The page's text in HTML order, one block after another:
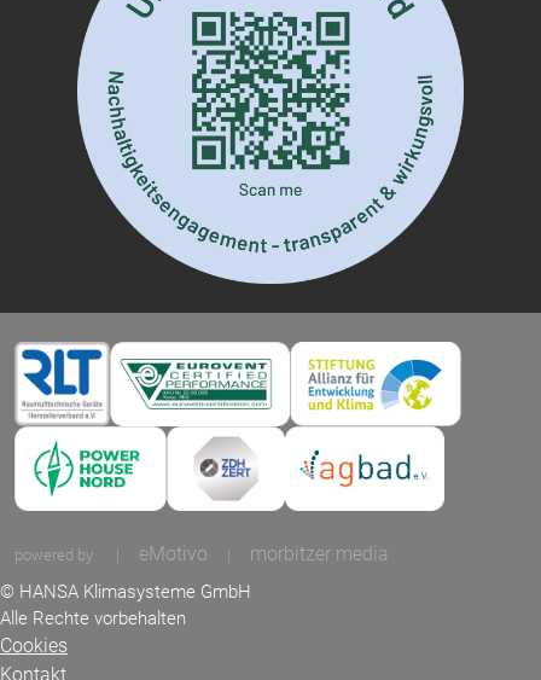
powered by | eMotivo | morbitzer media
© HANSA Klimasysteme GmbH
Alle Rechte vorbehalten
Cookies
Kontakt